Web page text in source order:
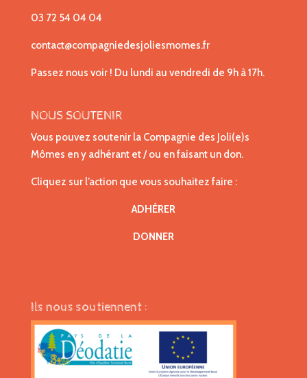
03 72 54 04 04
contact@compagniedesjoliesmomes.fr
Passez nous voir ! Du lundi au vendredi de 9h à 17h.
NOUS SOUTENIR
Vous pouvez soutenir la Compagnie des Joli(e)s
Mômes en y adhérant et / ou en faisant un don.
Cliquez sur l’action que vous souhaitez faire :
ADHÉRER
DONNER
Ils nous soutiennent :